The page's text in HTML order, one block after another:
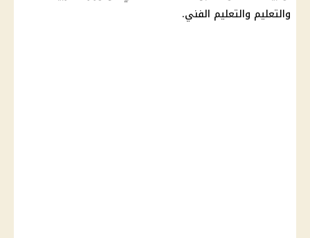
والتعليم والتعليم الفني.